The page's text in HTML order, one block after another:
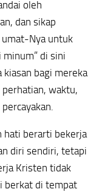
oleh
dan sikap
Nya untuk
minum” di sini
kiasan bagi mereka
waktu,
hati berarti bekerja
diri sendiri, tetapi
Kristen tidak
berkat di tempat